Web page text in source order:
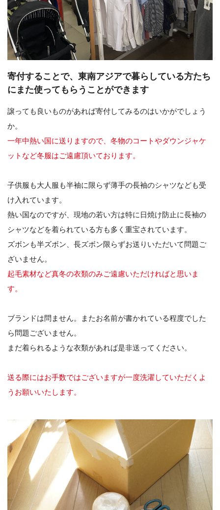
寄付することで、東南アジアで暮らしている方たち
にまた使ってもらうことができます
譲っても良いものがあれば寄付してみるのはいかがでしょう
か。
一年中熱い国に送りますので、冬物のコートやダウンジャケ
ットなど冬服はご遠慮頂いております。
子供服も大人服も半袖に限らず薄手の長袖のシャツなども受
け入れています。
熱い国なのですが、現地の若い方は特に日焼け防止に長袖の
シャツなどを着られている方も多く重宝されています。
ズボンも半ズボン、長ズボン限らずお送りいただいて問題ご
ざいません。
起毛素材など真冬の衣類のみご遠慮いただければと思いま
す。
ブランドは問ません。またお名前が書かれている程度でした
ら問題ございません。
まだ着られるような衣類があれば是非送ってください。
送る際にはお手数ではございますが一度洗濯していただくよ
うお願いいたします。